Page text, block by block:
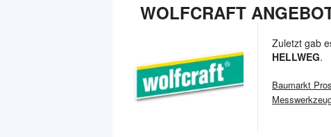
WOLFCRAFT
Zuletzt gab
HELLWEG.
Baumarkt